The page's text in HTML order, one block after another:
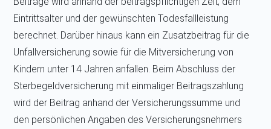
Eintrittsalter und der gewünschten Todesfallleistung
berechnet. Darüber hinaus kann ein Zusatzbeitrag für die
Unfallversicherung sowie für die Mitversicherung von
Kindern unter 14 Jahren anfallen. Beim Abschluss der
Sterbegeldversicherung mit einmaliger Beitragszahlung
wird der Beitrag anhand der Versicherungssumme und
den persönlichen Angaben des Versicherungsnehmers